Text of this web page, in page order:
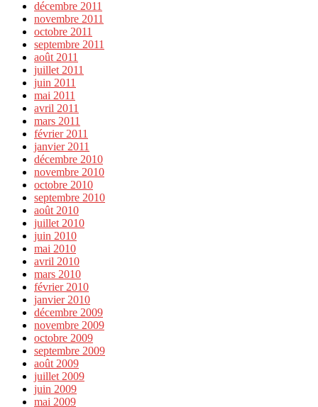
décembre 2011
novembre 2011
octobre 2011
septembre 2011
août 2011
juillet 2011
juin 2011
mai 2011
avril 2011
mars 2011
février 2011
janvier 2011
décembre 2010
novembre 2010
octobre 2010
septembre 2010
août 2010
juillet 2010
juin 2010
mai 2010
avril 2010
mars 2010
février 2010
janvier 2010
décembre 2009
novembre 2009
octobre 2009
septembre 2009
août 2009
juillet 2009
juin 2009
mai 2009